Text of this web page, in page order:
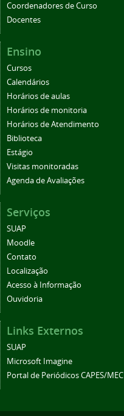
Coordenadores de Curso
Docentes
Ensino
Cursos
Calendários
Horários de aulas
Horários de monitoria
Horários de Atendimento
Biblioteca
Estágio
Visitas monitoradas
Agenda de Avaliações
Serviços
SUAP
Moodle
Contato
Localização
Acesso à Informação
Ouvidoria
Links Externos
SUAP
Microsoft Imagine
Portal de Periódicos CAPES/MEC